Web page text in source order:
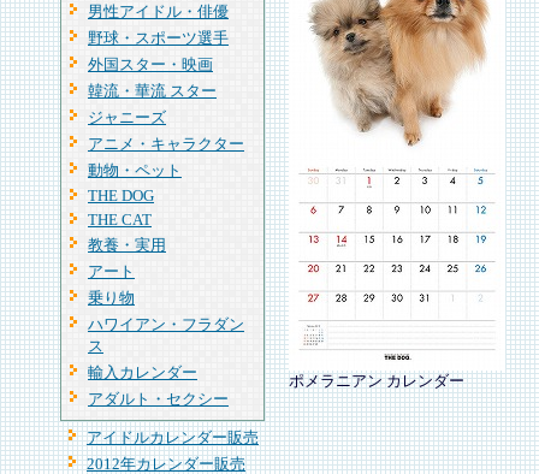
男性アイドル・俳優
野球・スポーツ選手
外国スター・映画
韓流・華流 スター
ジャニーズ
アニメ・キャラクター
動物・ペット
THE DOG
THE CAT
教養・実用
アート
乗り物
ハワイアン・フラダン
ス
輸入カレンダー
アダルト・セクシー
アイドルカレンダー販売
2012年カレンダー販売
ポメラニアン カレンダー